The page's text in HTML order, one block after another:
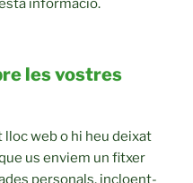
informació.
les vostres
web o hi heu deixat
us enviem un fitxer
personals, incloent-